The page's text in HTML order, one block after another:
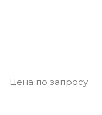
Цена по запросу